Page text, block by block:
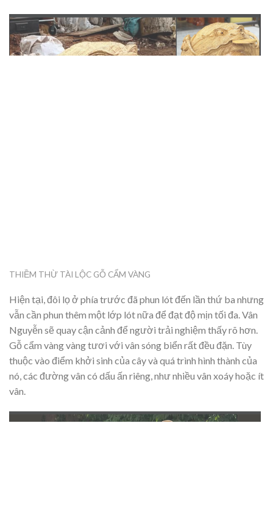
THIỀM THỪ TÀI LỘC GỖ CẨM VÀNG
Hiện tại, đôi lọ ở phía trước đã phun lót đến lần thứ ba nhưng
vẫn cần phun thêm một lớp lót nữa để đạt độ mịn tối đa. Vân
Nguyễn sẽ quay cận cảnh để người trải nghiệm thấy rõ hơn.
Gỗ cẩm vàng vàng tươi với vân sóng biển rất đều đặn. Tùy
thuộc vào điểm khởi sinh của cây và quá trình hình thành của
nó, các đường vân có dấu ấn riêng, như nhiều vân xoáy hoặc ít
vân.